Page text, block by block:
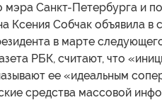
мэра Санкт-Петербурга и
Ксения Собчак объявила в
в марте
РБК, считают, что
ее «идеальным
средства массовой